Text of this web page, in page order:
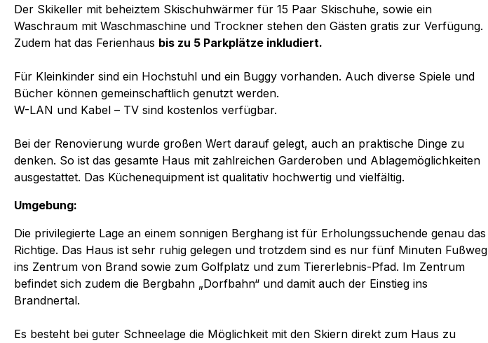
Der Skikeller mit beheiztem Skischuhwärmer für 15 Paar Skischuhe, sowie ein
Waschraum mit Waschmaschine und Trockner stehen den Gästen gratis zur Verfügung.
Zudem hat das Ferienhaus bis zu 5 Parkplätze inkludiert.
Für Kleinkinder sind ein Hochstuhl und ein Buggy vorhanden. Auch diverse Spiele und
Bücher können gemeinschaftlich genutzt werden.
W-LAN und Kabel – TV sind kostenlos verfügbar.
Bei der Renovierung wurde großen Wert darauf gelegt, auch an praktische Dinge zu
denken. So ist das gesamte Haus mit zahlreichen Garderoben und Ablagemöglichkeiten
ausgestattet. Das Küchenequipment ist qualitativ hochwertig und vielfältig.
Umgebung:
Die privilegierte Lage an einem sonnigen Berghang ist für Erholungssuchende genau das
Richtige. Das Haus ist sehr ruhig gelegen und trotzdem sind es nur fünf Minuten Fußweg
ins Zentrum von Brand sowie zum Golfplatz und zum Tiererlebnis-Pfad. Im Zentrum
befindet sich zudem die Bergbahn „Dorfbahn“ und damit auch der Einstieg ins
Brandnertal.
Es besteht bei guter Schneelage die Möglichkeit mit den Skiern direkt zum Haus zu